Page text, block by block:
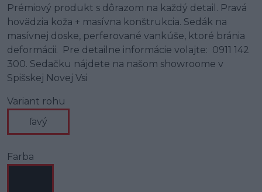
Prémiový produkt s dôrazom na každý detail. Pravá
hovädzia koža + masívna konštrukcia. Sedák na
masívnej doske, perferované vankúše, ktoré bránia
deformácii. Pre detailne informácie volajte: 0911 142
300. Sedačku nájdete na našom showroome v
Spišskej Novej Vsi
Variant rohu
ľavý
Farba